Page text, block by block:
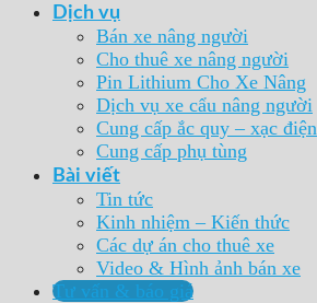
Dịch vụ
Bán xe nâng người
Cho thuê xe nâng người
Pin Lithium Cho Xe Nâng
Dịch vụ xe cẩu nâng người
Cung cấp ắc quy – xạc điện
Cung cấp phụ tùng
Bài viết
Tin tức
Kinh nhiệm – Kiến thức
Các dự án cho thuê xe
Video & Hình ảnh bán xe
Tư vấn & báo giá